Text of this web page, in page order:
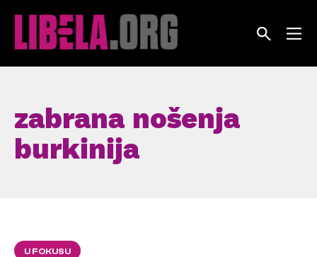
zabrana nošenja
burkinija
U FOKUSU